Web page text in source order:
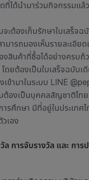
ดที่ได้นำมาร่วมกิจกรรมแล้
ะต้องเก็บรักษาใบเสร็จ
มารถมองเห็นรายละเอียด
งสินค้าที่ซื้อได้อย่างครบถ้
โดยต้องเป็นใบเสร็จฉบับ
เข้ามาในระบบ LINE
ต้องเป็นบุคคลสัญชาติไท
ารศึกษา มีที่อยู่ในประเทศ
เอง
ล การจับรางวัล และ การ